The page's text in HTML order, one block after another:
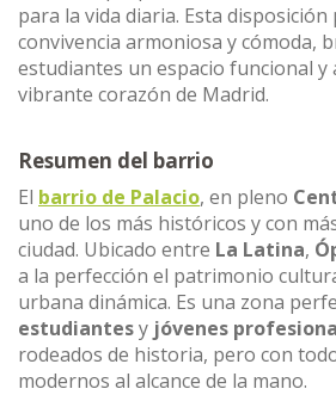
para la vida diaria. Esta
convivencia armoniosa y cómoda,
estudiantes un espacio funcional y
vibrante corazón de Madrid.
Resumen del barrio
El barrio de Palacio, en pleno
uno de los más históricos y con
ciudad. Ubicado entre La Latina,
a la perfección el patrimonio
urbana dinámica. Es una zona
estudiantesy jóvenes
rodeados de historia, pero con
modernos al alcance de la mano.